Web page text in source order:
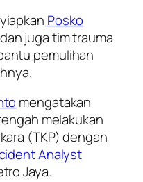
Posko
juga tim trauma
pemulihan
mengatakan
melakukan
(TKP) dengan
Analyst
Jaya.